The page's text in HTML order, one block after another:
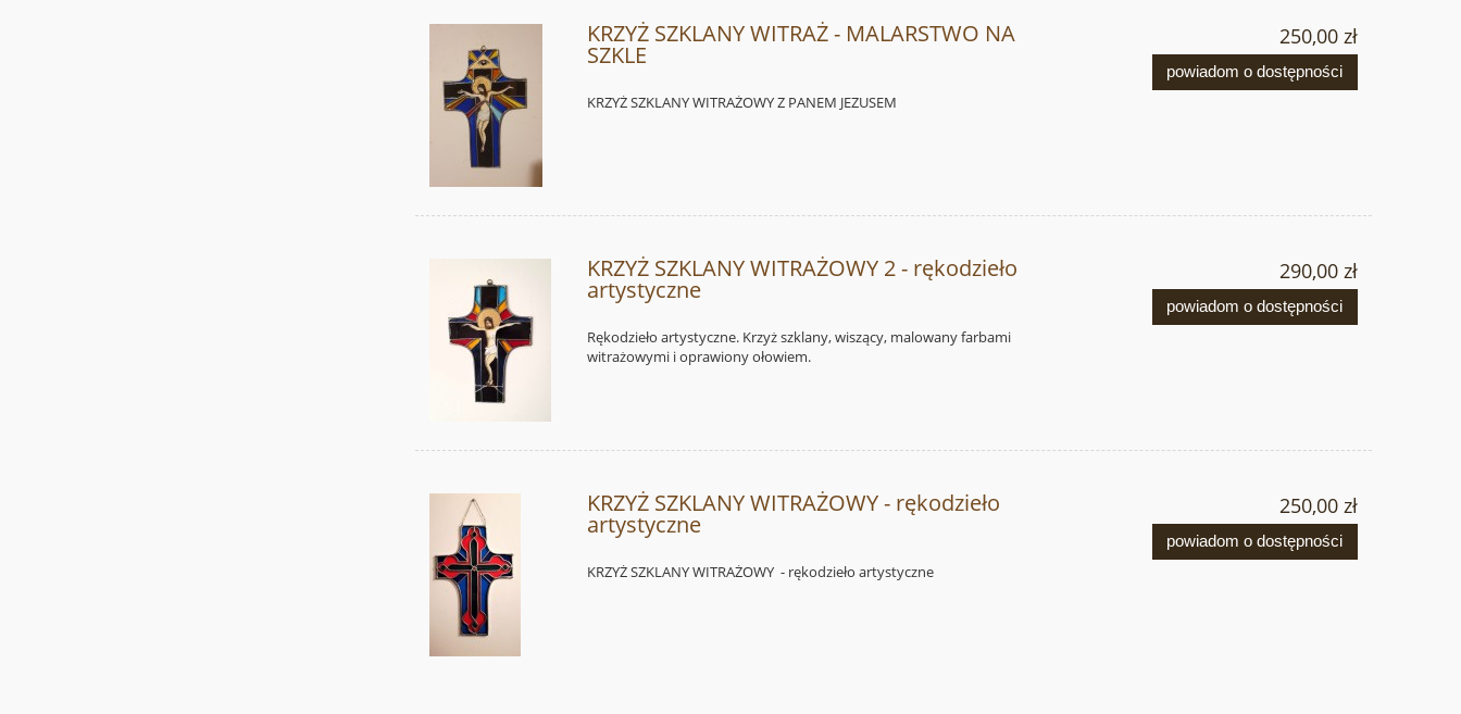
KRZYŻ SZKLANY WITRAŻ - MALARSTWO NA
SZKLE
KRZYŻ SZKLANY WITRAŻOWY Z PANEM JEZUSEM
250,00 zł
powiadom o dostępności
KRZYŻ SZKLANY WITRAŻOWY 2 - rękodzieło
artystyczne
Rękodzieło artystyczne. Krzyż szklany, wiszący, malowany farbami
witrażowymi i oprawiony ołowiem.
290,00 zł
powiadom o dostępności
KRZYŻ SZKLANY WITRAŻOWY - rękodzieło
artystyczne
KRZYŻ SZKLANY WITRAŻOWY - rękodzieło artystyczne
250,00 zł
powiadom o dostępności